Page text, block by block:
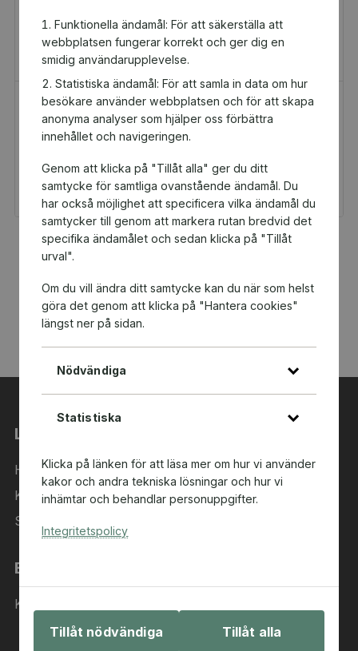
Funktionella ändamål: För att säkerställa att
webbplatsen fungerar korrekt och ger dig en
smidig användarupplevelse.
Statistiska ändamål: För att samla in data om hur
besökare använder webbplatsen och för att skapa
anonyma analyser som hjälper oss förbättra
innehållet och navigeringen.
Genom att klicka på "Tillåt alla" ger du ditt
samtycke för samtliga ovanstående ändamål. Du
har också möjlighet att specificera vilka ändamål du
samtycker till genom att markera rutan bredvid det
specifika ändamålet och sedan klicka på "Tillåt
urval".
Om du vill ändra ditt samtycke kan du när som helst
göra det genom att klicka på "Hantera cookies"
längst ner på sidan.
Nödvändiga
Statistiska
Klicka på länken för att läsa mer om hur vi använder
kakor och andra tekniska lösningar och hur vi
inhämtar och behandlar personuppgifter.
Integritetspolicy
Tillåt nödvändiga Tillåt alla
H&M Presentkort
Presentkort
Du och Ludvika
Ridklubb får 5 kr
tillbaka
Golfamore
Presentkort
Du och Ludvika
Ridklubb får 29,75 kr
tillbaka
Länkar
Hem
Kategorier
Sök i sortimentet
Behöver du hjälp?
Kontakta oss